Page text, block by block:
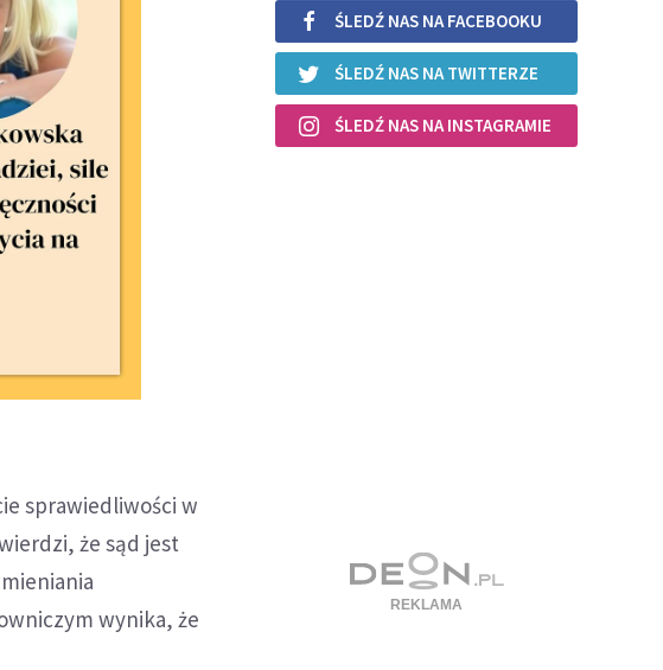
sprawiedliwości w
że sąd jest
wynika, że
ŚLEDŹ NAS NA FACEBOOKU
ŚLEDŹ NAS NA TWITTERZE
ŚLEDŹ NAS NA INSTAGRAMIE